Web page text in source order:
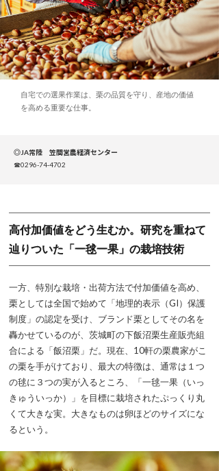
自宅での選果作業は、栗の品質を守り、産地の価値
を高める重要な仕事。
◎JA常陸 笠間営農経済センター
☎0296-74-4702
高付加価値をどう生むか。研究を重ねて
辿りついた「一毬一果」の栽培技術
一方、特別な栽培・出荷方法で付加価値を高め、
栗としては全国で始めて「地理的表示（GI）保護
制度」の認定を受け、ブランド栗としてその名を
轟かせているのが、茨城町の下飯沼栗生産販売組
合による「飯沼栗」だ。現在、10軒の栗農家がこ
の栗を手がけており、最大の特徴は、通常は１つ
の毬に３つの実が入るところ、「一毬一果（いっ
きゅういっか）」を目標に栽培されたぷっくり丸
くて大きな実。大きなものは卵ほどのサイズにな
るという。